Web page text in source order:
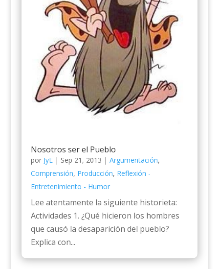
Nosotros ser el Pueblo
por JyE| Sep 21, 2013 | Argumentación,
Comprensión, Producción, Reflexión -
Entretenimiento - Humor
Lee atentamente la siguiente historieta:
Actividades 1. ¿Qué hicieron los hombres
que causó la desaparición del pueblo?
Explica con...